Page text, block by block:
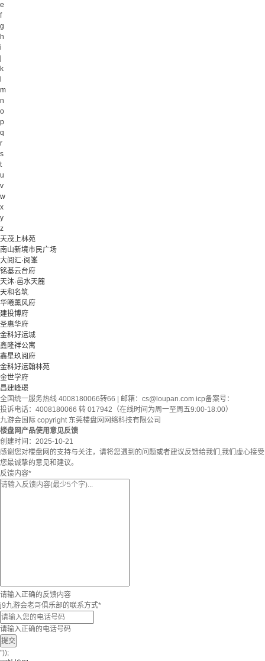
e
f
g
h
i
j
k
m
n
o
p
q
r
s
t
u
v
w
x
y
z
天茂上林苑
南山新境市民广场
大阅汇·阅峯
铭基云台府
天沐·邑水天麓
天和名筑
华曦薰风府
建投博府
圣惠华府
金科好运城
鑫隆祥公寓
鑫星玖阅府
金科好运翰林苑
金世学府
昌建峰璟
全国统一服务热线 4008180066转66 | 邮箱： cs@loupan.com icp备案号：
投诉电话：4008180066 转 017942（在线时间为周一至周五9:00-18:00）
九游会国际 copyright 东莞楼盘网网络科技有限公司
楼盘网产品使用意见反馈
创建时间： 2025-10-21
感谢您对楼盘网的支持与关注，请将您遇到的问题或者建议反馈给我们,我们虚心接受
您最诚挚的意见和建议。
反馈内容*
请输入正确的反馈内容
j9九游会老哥俱乐部的联系方式*
请输入正确的电话号码
提交
"));